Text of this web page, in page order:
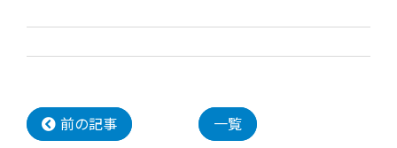
前の記事 一覧